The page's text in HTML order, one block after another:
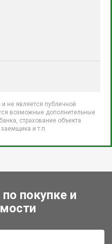
не является публичной
возможные дополнительные
страхование объекта
и т.п.
покупке и